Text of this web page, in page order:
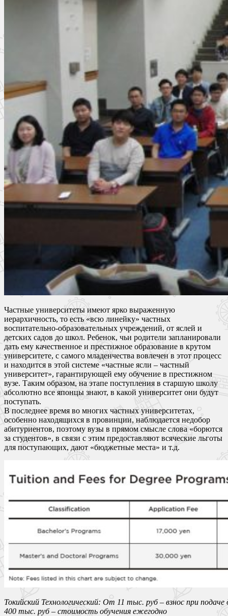
Частные университеты имеют ярко выраженную
иерархичность, то есть «всю линейку» частных
воспитательно-образовательных учреждений, от яслей и
детских садов до школ. Ребенок, чьи родители запланировали
дать ему качественное и престижное образование в крутом
университете, с самого младенчества вовлечен в этот процесс
и находится в этой системе «частные ясли – частный
университет», гарантирующей ему обучение в престижном
вузе. Таким образом, на этапе поступления в старшую школу
абсолютно все японцы знают, в какой университет они будут
поступать.
В последнее время во многих частных университетах,
особенно находящихся в провинции, наблюдается недобор
абитуриентов, поэтому вузы в прямом смысле слова «борются
за студентов», в связи с этим предоставляют всяческие льготы
для поступающих, дают «бюджетные места» и т.д.
Токийский Технологический: От 11 тыс. руб – взнос при
400 тыс. руб – стоимость обучения ежегодно